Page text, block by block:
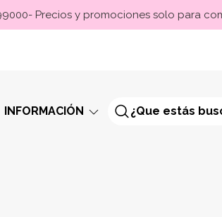
Precios y promociones solo para
INFORMACIÓN